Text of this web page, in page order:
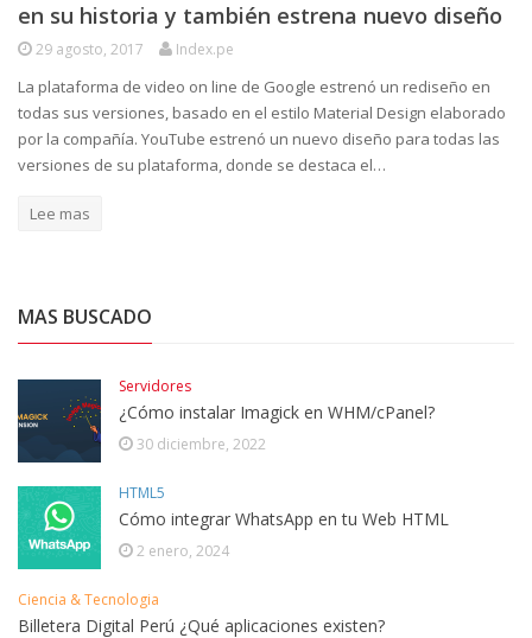
en su historia y también estrena nuevo diseño
29 agosto, 2017 Index.pe
La plataforma de video on line de Google estrenó un rediseño en
todas sus versiones, basado en el estilo Material Design elaborado
por la compañía. YouTube estrenó un nuevo diseño para todas las
versiones de su plataforma, donde se destaca el…
Lee mas
MAS BUSCADO
Servidores
¿Cómo instalar Imagick en WHM/cPanel?
30 diciembre, 2022
HTML5
Cómo integrar WhatsApp en tu Web HTML
2 enero, 2024
Ciencia & Tecnologia
Billetera Digital Perú ¿Qué aplicaciones existen?